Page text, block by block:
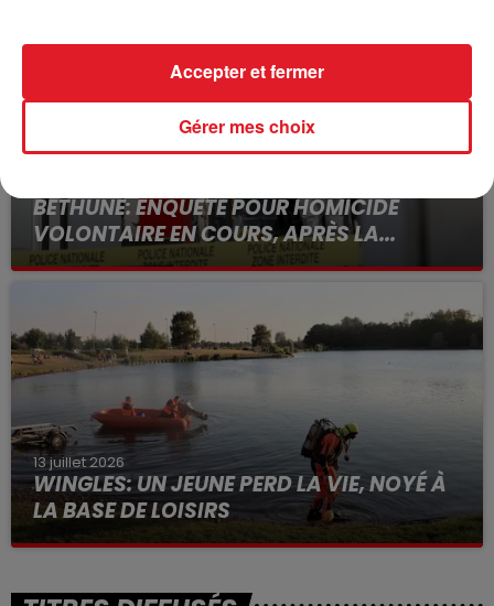
BÉTHUNE: ENQUÊTE POUR HOMICIDE
VOLONTAIRE EN COURS, APRÈS LA...
Selon les premiers éléments, le logement servait
13 juillet 2026
WINGLES: UN JEUNE PERD LA VIE, NOYÉ À
LA BASE DE LOISIRS
La victime a coulé à pic
Gérer mes choix
Accepter et fermer